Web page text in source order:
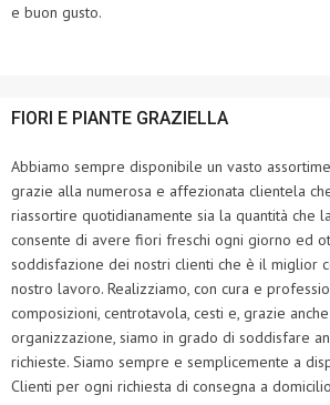
e buon gusto.
FIORI E PIANTE GRAZIELLA
Abbiamo sempre disponibile un vasto
grazie alla numerosa e affezionata clientela
riassortire quotidianamente sia la quantità che
consente di avere fiori freschi ogni giorno ed
soddisfazione dei nostri clienti che è il miglior
nostro lavoro. Realizziamo, con cura e
composizioni, centrotavola, cesti e, grazie
organizzazione, siamo in grado di soddisfare
richieste. Siamo sempre e semplicemente a
Clienti per ogni richiesta di consegna a